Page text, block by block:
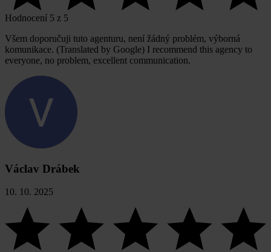
Hodnocení 5 z 5
Všem doporučuji tuto agenturu, není žádný problém, výborná
komunikace. (Translated by Google) I recommend this agency to
everyone, no problem, excellent communication.
Václav Drábek
10. 10. 2025